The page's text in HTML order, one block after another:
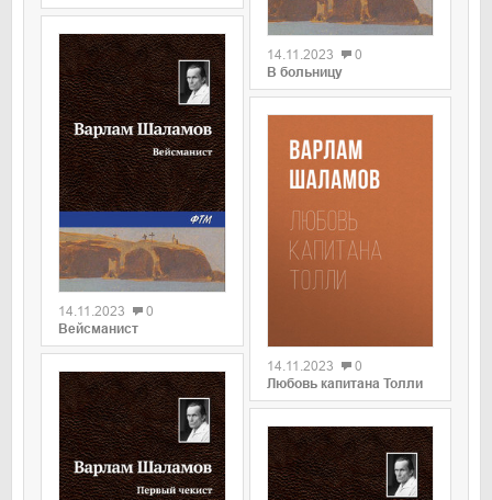
0
14.11.2023
0
Вейсманист
0
14.11.2023
0
В больницу
14.11.2023
0
Любовь капитана Толли